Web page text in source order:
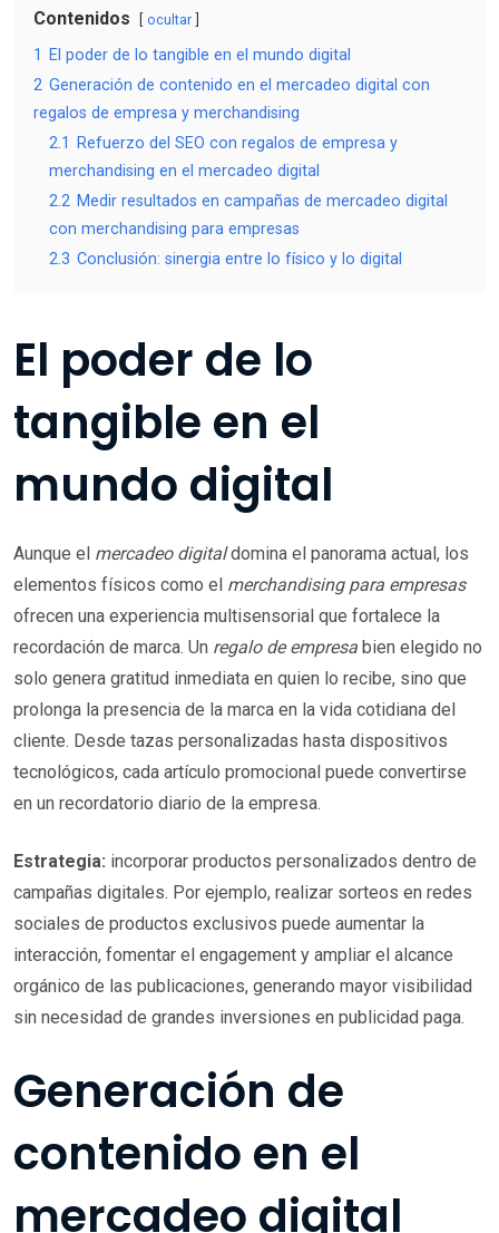
Contenidos ocultar
1
El poder de lo tangible en el mundo digital
2 Generación de contenido en el mercadeo digital con
regalos de empresa y merchandising
2.1
Refuerzo del SEO con regalos de empresa y
merchandising en el mercadeo digital
2.2 Medir resultados en campañas de mercadeo digital
con merchandising para empresas
2.3 Conclusión: sinergia entre lo físico y lo digital
El poder de lo
tangible en el
mundo digital
Aunque el mercadeo digitaldomina el panorama actual, los
elementos físicos como el merchandising para empresas
ofrecen una experiencia multisensorial que fortalece la
recordación de marca. Un regalo de empresa bien elegido no
solo genera gratitud inmediata en quien lo recibe, sino que
prolonga la presencia de la marca en la vida cotidiana del
cliente. Desde tazas personalizadas hasta dispositivos
tecnológicos, cada artículo promocional puede convertirse
en un recordatorio diario de la empresa.
Estrategia: incorporar productos personalizados dentro de
campañas digitales. Por ejemplo, realizar sorteos en redes
sociales de productos exclusivos puede aumentar la
interacción, fomentar el engagement y ampliar el alcance
orgánico de las publicaciones, generando mayor visibilidad
sin necesidad de grandes inversiones en publicidad paga.
Generación de
contenido en el
mercadeo digital